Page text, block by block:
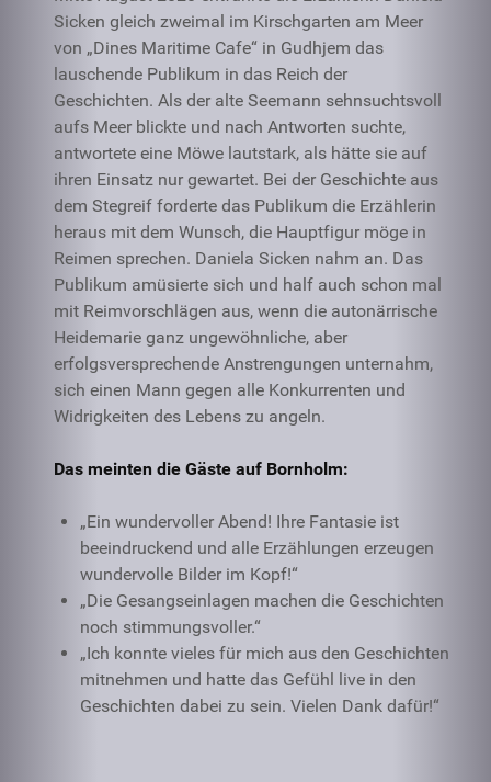
Sicken gleich zweimal im Kirschgarten am Meer
von „Dines Maritime Cafe“ in Gudhjem das
lauschende Publikum in das Reich der
Geschichten. Als der alte Seemann sehnsuchtsvoll
aufs Meer blickte und nach Antworten suchte,
antwortete eine Möwe lautstark, als hätte sie auf
ihren Einsatz nur gewartet. Bei der Geschichte aus
dem Stegreif forderte das Publikum die Erzählerin
heraus mit dem Wunsch, die Hauptfigur möge in
Reimen sprechen. Daniela Sicken nahm an. Das
Publikum amüsierte sich und half auch schon mal
mit Reimvorschlägen aus, wenn die autonärrische
Heidemarie ganz ungewöhnliche, aber
erfolgsversprechende Anstrengungen unternahm,
sich einen Mann gegen alle Konkurrenten und
Widrigkeiten des Lebens zu angeln.
Das meinten die Gäste auf Bornholm:
„Ein wundervoller Abend! Ihre Fantasie ist
beeindruckend und alle Erzählungen erzeugen
wundervolle Bilder im Kopf!“
„Die Gesangseinlagen machen die Geschichten
noch stimmungsvoller.“
„Ich konnte vieles für mich aus den Geschichten
mitnehmen und hatte das Gefühl live in den
Geschichten dabei zu sein. Vielen Dank dafür!“